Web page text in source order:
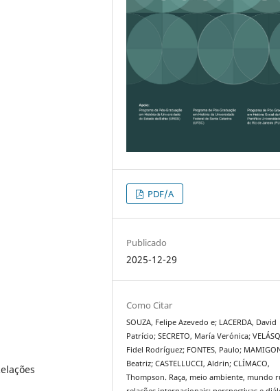
PDF/A
Publicado
2025-12-29
Como Citar
SOUZA, Felipe Azevedo e; LACERDA, David
Patrício; SECRETO, María Verónica;
Fidel Rodríguez; FONTES, Paulo;
Beatriz; CASTELLUCCI, Aldrin; CLÍMACO,
Thompson. Raça, meio ambiente, mundo